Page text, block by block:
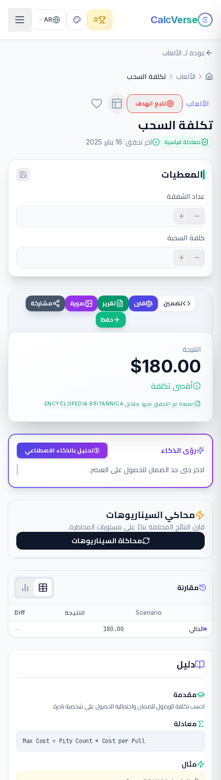
CalcVerse
0
AR
عودة لـ الألعاب
الألعاب تكلفة السحب
الألعاب تتبع الهدف
تكلفة السحب
معادلة قياسية آخر تحقق: 16 يناير 2025
المعطيات
عداد الشفقة
كلفة السحبة
تضمين قارن تقرير صورة مشاركة
حفظ
النتيجة
$180.00
أقصى تكلفة
الصيغة تم التحقق منها مقابل ENCYCLOPEDIA BRITANNICA
رؤى الذكاء تحليل بالذكاء الاصطناعي
ادخر حتى حد الضمان للحصول على العنصر.
محاكي السيناريوهات
قارن النتائج المختلفة بناءً على مستويات المخاطرة.
محاكاة السيناريوهات
مقارنة
Scenario النتيجة Diff
الحالي 180.00
—
دليل
مقدمة
احسب تكلفة الوصول للضمان واحتمالية الحصول على شخصية نادرة.
معادلة
Max Cost = Pity Count * Cost per Pull
مثال